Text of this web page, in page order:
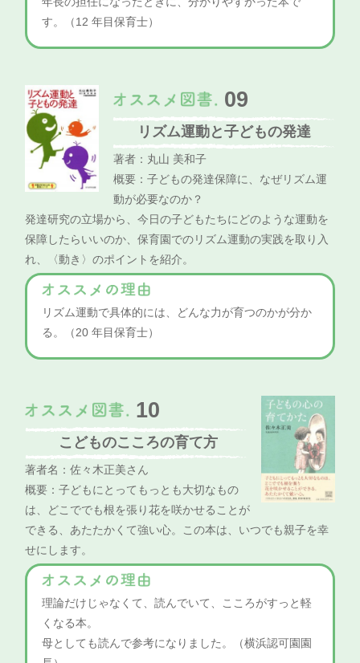
す。（12 年目保育士）
09
リズム運動と子どもの発達
著者：丸山 美和子
概要：子どもの発達保障に、なぜリズム運
動が必要なのか？
発達研究の立場から、今日の子どもたちにどのような運動を
保障したらいいのか、保育園でのリズム運動の実践を取り入
れ、〈動き〉のポイントを紹介。
リズム運動で具体的には、どんな力が育つのかが分か
る。（20 年目保育士）
10
こどものこころの育て方
著者名：佐々木正美さん
概要：子どもにとってもっとも大切なもの
は、どこででも根を張り花を咲かせることが
できる、あたたかくて強い心。この本は、いつでも親子を幸
せにします。
理論だけじゃなくて、読んでいて、こころがすっと軽
くなる本。
母としても読んで参考になりました。（横浜認可園園